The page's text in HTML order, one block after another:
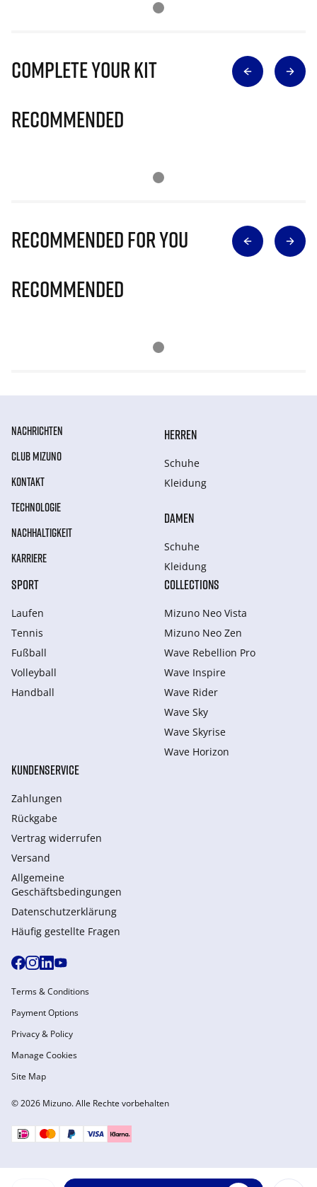
Complete Your Kit
Recommended
Recommended for you
Recommended
NACHRICHTEN
CLUB MIZUNO
KONTAKT
TECHNOLOGIE
NACHHALTIGKEIT
KARRIERE
HERREN
Schuhe
Kleidung
DAMEN
Schuhe
Kleidung
SPORT
Laufen
Tennis
Fußball
Volleyball
Handball
COLLECTIONS
Mizuno Neo Vista
Mizuno Neo Zen
Wave Rebellion Pro
Wave Inspire
Wave Rider
Wave Sky
Wave Skyrise
Wave Horizon
KUNDENSERVICE
Zahlungen
Rückgabe
Vertrag widerrufen
Versand
Allgemeine
Geschäftsbedingungen
Datenschutzerklärung
Häufig gestellte Fragen
© 2026 Mizuno. Alle Rechte vorbehalten
Terms & Conditions
Payment Options
Privacy & Policy
Manage Cookies
Site Map